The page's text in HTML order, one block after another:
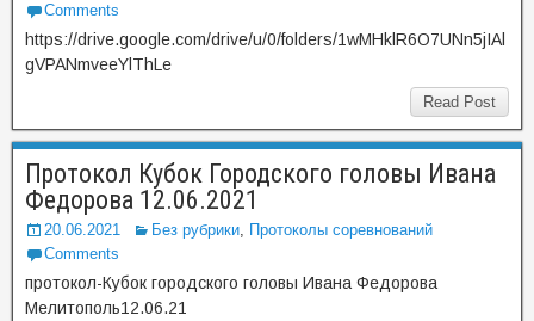
Comments
https://drive.google.com/drive/u/0/folders/1wMHklR6O7UNn5jIAl
gVPANmveeYlThLe
Read Post
Протокол Кубок Городского головы Ивана
Федорова 12.06.2021
20.06.2021 Без рубрики, Протоколы соревнований
Comments
протокол-Кубок городского головы Ивана Федорова
Мелитополь12.06.21